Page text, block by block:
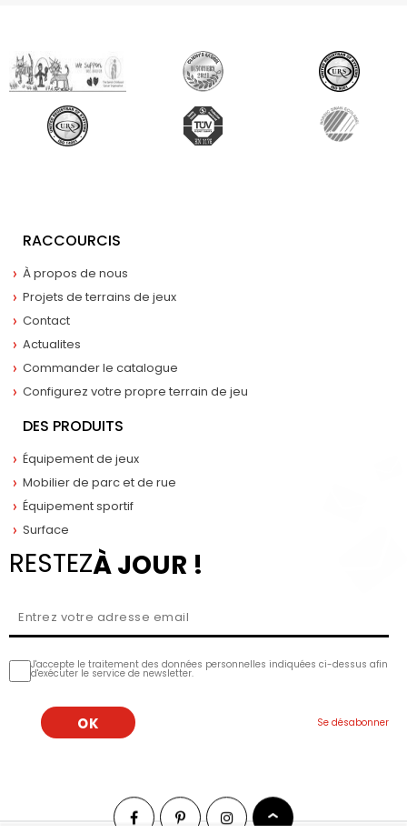
RACCOURCIS
À propos de nous
Projets de terrains de jeux
Contact
Actualites
Commander le catalogue
Configurez votre propre terrain de jeu
DES PRODUITS
Équipement de jeux
Mobilier de parc et de rue
Équipement sportif
Surface
RESTEZÀ JOUR !
J'accepte le traitement des données personnelles indiquées ci-dessus afin
d'exécuter le service de newsletter.